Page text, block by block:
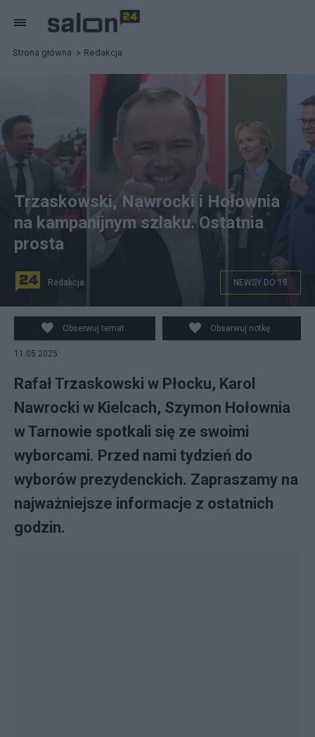
Strona główna Redakcja
Trzaskowski, Nawrocki i Hołownia
na kampanijnym szlaku. Ostatnia
prosta
Redakcja NEWSY DO 18
Obserwuj temat Obserwuj notkę
11.05.2025
Rafał Trzaskowski w Płocku, Karol
Nawrocki w Kielcach, Szymon Hołownia
w Tarnowie spotkali się ze swoimi
wyborcami. Przed nami tydzień do
wyborów prezydenckich. Zapraszamy na
najważniejsze informacje z ostatnich
godzin.